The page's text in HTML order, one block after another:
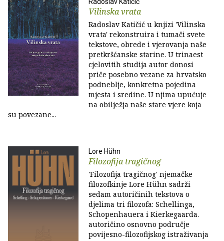
Vilinska vrata
Radoslav Katičić u knjizi 'Vilinska
vrata' rekonstruira i tumači svete
tekstove, obrede i vjerovanja naše
pretkršćanske starine. U trinaest
cjelovitih studija autor donosi
priče posebno vezane za hrvatsko
podneblje, konkretna pojedina
mjesta i sredine. U njima upućuje
na obilježja naše stare vjere koja
su povezane...
Lore Hühn
Filozofija tragičnog
'Filozofija tragičnog' njemačke
filozofkinje Lore Hühn sadrži
sedam autoričinih tekstova o
djelima tri filozofa: Schellinga,
Schopenhauera i Kierkegaarda.
autoričino osnovno područje
povijesno-filozofijskog istraživanja